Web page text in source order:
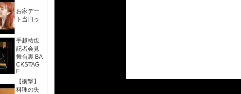
お家デー
ト当日ゥ
手越祐也
記者会見
舞台裏 BA
CKSTAG
E
【衝撃】
料理の失